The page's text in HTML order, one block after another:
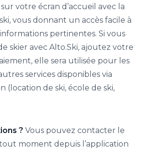
votre écran d’accueil avec la
vous donnant un accès facile à
pertinentes. Si vous
skier avec Alto.Ski, ajoutez votre
elle sera utilisée pour les
services disponibles via
(location de ski, école de ski,
? Vous pouvez contacter le
moment depuis l’application